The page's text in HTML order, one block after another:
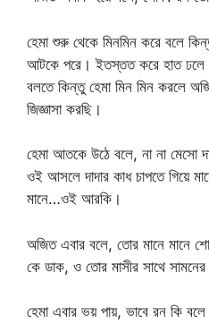
হেমা শুরু থেকে মিনমিন করে বলে
আটকে পরে। ইতস্তত করে হাত
বলতে কিন্তু হেমা মিন মিন করলে
জিজ্ঞাসা করছি।
হেমা আতকে উঠে বলে, না না মেসো
ওই আসলে দাদার কাধ চাপতে গিয়ে
মানে…ওই আরকি।
অজিত এবার বলে, তোর মানে মানে
কে ডাক, ও তোর মাসীর সাথে সামনের
হেমা এবার ভয় পায়, ভাবে রন কি